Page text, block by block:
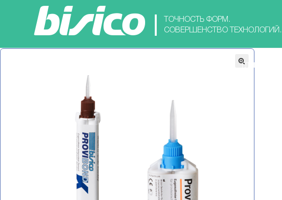
ТОЧНОСТЬ ФОРМ.
СОВЕРШЕНСТВО ТЕХНОЛОГИЙ.
ГЛАВНАЯ